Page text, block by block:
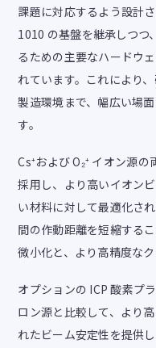
課題に対応するよう設計
1010 の基盤を継承しつつ
るための主要なハードウ
れています。これにより
製造環境まで、幅広い場
す。
Cs⁺および O₂⁺ イオン源
採用し、より高いイオン
い材料に対して最適化さ
間の作動距離を短縮する
微小化と、より高精度な
オプションの ICP 酸素プ
ロン源と比較して、より
れたビーム安定性を提供